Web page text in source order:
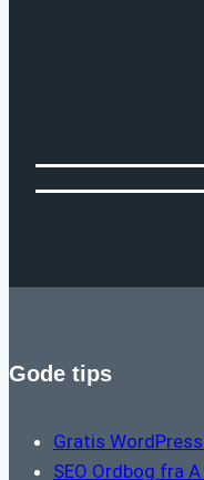
Gode tips
Gratis
SEO Ordbog fra